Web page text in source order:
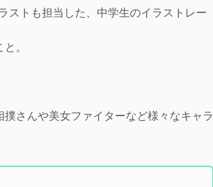
ストも担当した、中学生のイラストレー
。
さんや美女ファイターなど様々なキャラ